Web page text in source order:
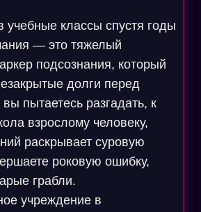
учебные классы спустя годы
— это тяжелый
подсознания, который
долги перед
пытаетесь разгадать, к
взрослому человеку,
раскрывает суровую
роковую ошибку,
грабли.
учреждение в